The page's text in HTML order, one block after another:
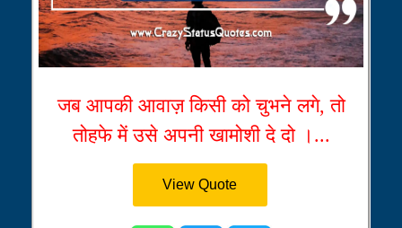
जब आपकी आवाज़ किसी को चुभने लगे, तो
तोहफे में उसे अपनी खामोशी दे दो ।...
View Quote